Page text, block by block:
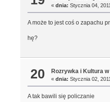
«dnia: Stycznia 04,
A może to jest coś o zapachu
hę?
20 Rozrywka i Kultura
«dnia: Stycznia 02,
A tak bawili się policzanie